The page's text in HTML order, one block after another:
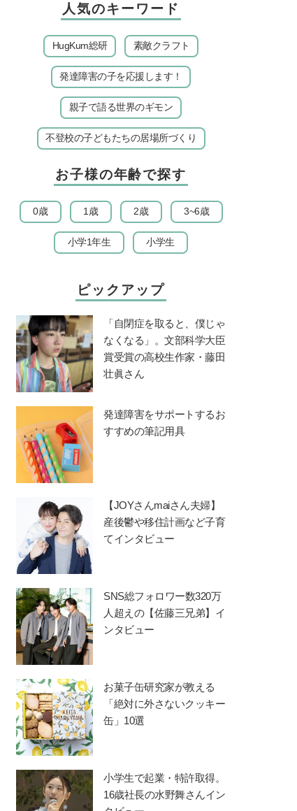
人気のキーワード
HugKum総研 素敵クラフト
発達障害の子を応援します！
親子で語る世界のギモン
不登校の子どもたちの居場所づくり
お子様の年齢で探す
0歳 1歳 2歳 3~6歳
小学1年生 小学生
ピックアップ
「自閉症を取ると、僕じゃ
なくなる」。文部科学大臣
賞受賞の高校生作家・藤田
壮眞さん
発達障害をサポートするお
すすめの筆記用具
【JOYさんmaiさん夫婦】
産後鬱や移住計画など子育
てインタビュー
SNS総フォロワー数320万
人超えの【佐藤三兄弟】イ
ンタビュー
お菓子缶研究家が教える
「絶対に外さないクッキー
缶」10選
小学生で起業・特許取得。
16歳社長の水野舞さんイン